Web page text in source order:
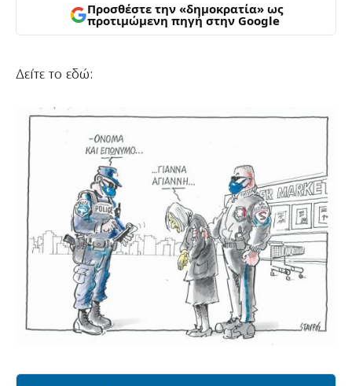
Προσθέστε την «δημοκρατία» ως
προτιμώμενη πηγή στην Google
Δείτε το εδώ: